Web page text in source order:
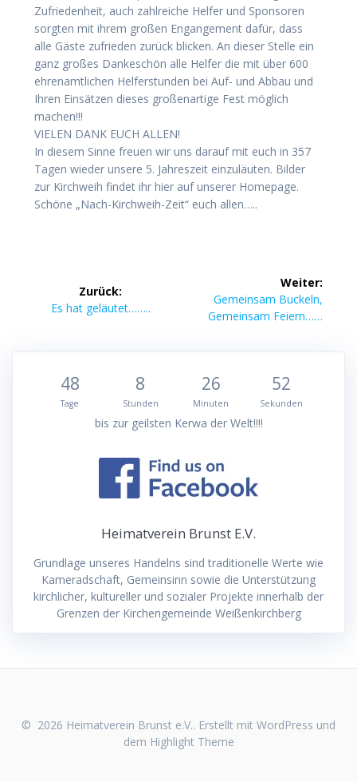
Zufriedenheit, auch zahlreiche Helfer und Sponsoren
sorgten mit ihrem großen Engangement dafür, dass
alle Gäste zufrieden zurück blicken. An dieser Stelle ein
ganz großes Dankeschön alle Helfer die mit über 600
ehrenamtlichen Helferstunden bei Auf- und Abbau und
Ihren Einsätzen dieses großenartige Fest möglich
machen!!!
VIELEN DANK EUCH ALLEN!
In diesem Sinne freuen wir uns darauf mit euch in 357
Tagen wieder unsere 5. Jahreszeit einzuläuten. Bilder
zur Kirchweih findet ihr hier auf unserer Homepage.
Schöne „Nach-Kirchweih-Zeit“ euch allen…..
Zurück:
Vorheriger
Es hat geläutet……..
Weiter:
Nächster
Beitrag:
Gemeinsam Buckeln,
Gemeinsam Feiern……
48
Tage
8
Stunden
26
Minuten
52
Sekunden
bis zur geilsten Kerwa der Welt!!!!
Heimatverein Brunst E.V.
Grundlage unseres Handelns sind traditionelle Werte wie
Kameradschaft, Gemeinsinn sowie die Unterstützung
kirchlicher, kultureller und sozialer Projekte innerhalb der
Grenzen der Kirchengemeinde Weißenkirchberg
© 2026 Heimatverein Brunst e.V.. Erstellt mit WordPress und
dem Highlight Theme